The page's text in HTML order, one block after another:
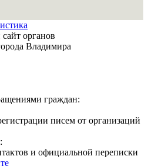
органов
Владимира
граждан:
писем от организаций
и официальной переписки